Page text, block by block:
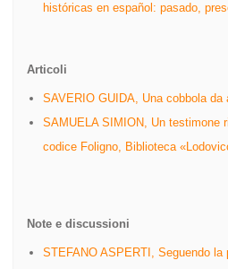
históricas en español: pasado,
Articoli
SAVERIO GUIDA, Una cobbola
SAMUELA SIMION, Un testimone
codice Foligno, Biblioteca
Note e discussioni
STEFANO ASPERTI, Seguendo